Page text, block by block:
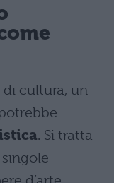
di cultura, un
. Si tratta